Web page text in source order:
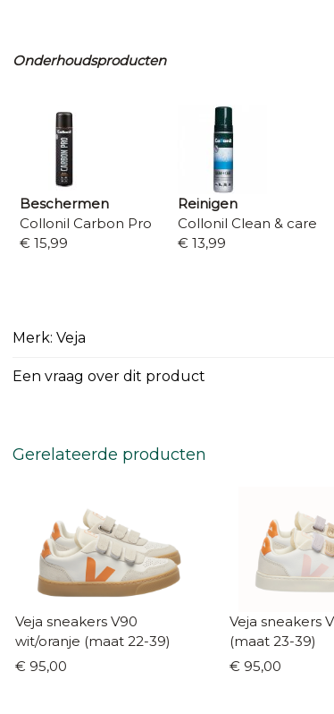
Onderhoudsproducten
Beschermen
Collonil Carbon Pro
€ 15,99
Reinigen
Collonil Clean & care
€ 13,99
Merk: Veja
Een vraag over dit product
Gerelateerde producten
Veja sneakers V90
wit/oranje (maat 22-39)
€ 95,00
Veja sneakers V90 wit
(maat 23-39)
€ 95,00